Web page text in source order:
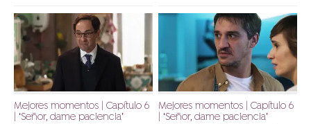
Mejores momentos | Capítulo 6
| ‘Señor, dame paciencia’
Mejores momentos | Capítulo 6
| ‘Señor, dame paciencia’